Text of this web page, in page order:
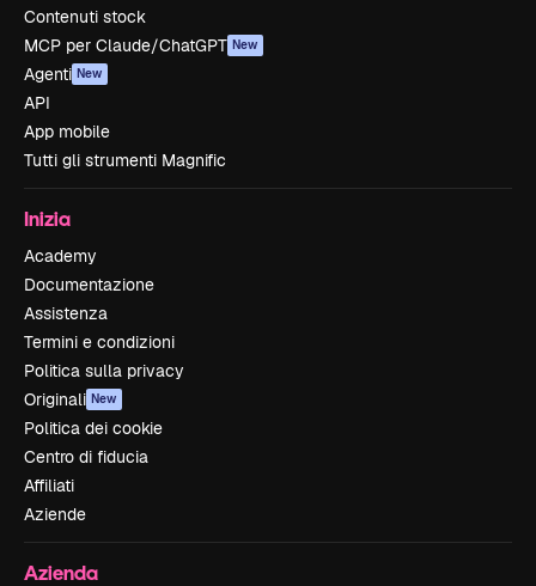
Contenuti stock
MCP per Claude/ChatGPT New
Agenti New
API
App mobile
Tutti gli strumenti Magnific
Inizia
Academy
Documentazione
Assistenza
Termini e condizioni
Politica sulla privacy
Originali New
Politica dei cookie
Centro di fiducia
Affiliati
Aziende
Azienda